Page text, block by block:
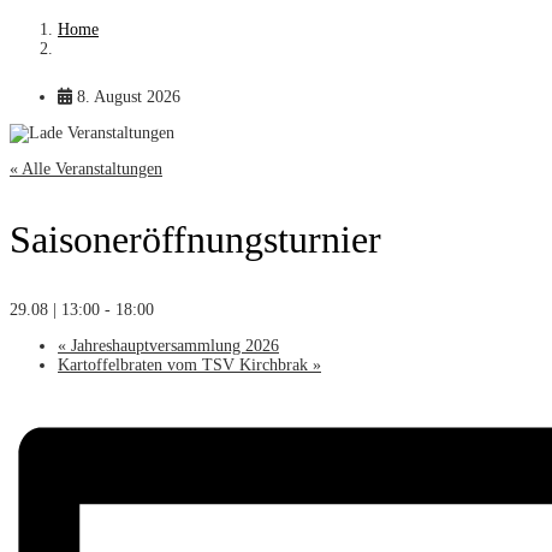
Home
8. August 2026
« Alle Veranstaltungen
Saisoneröffnungsturnier
29.08 | 13:00 - 18:00
« Jahreshauptversammlung 2026
Kartoffelbraten vom TSV Kirchbrak »